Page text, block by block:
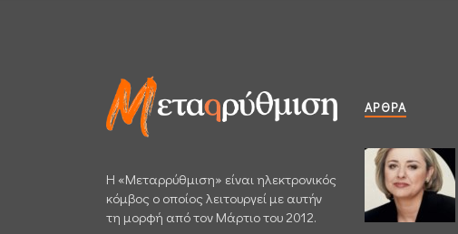
H «Μεταρρύθμιση» είναι ηλεκτρονικός
κόμβος ο οποίος λειτουργεί με αυτήν
τη μορφή από τον Μάρτιο του 2012.
ΆΡΘΡΑ